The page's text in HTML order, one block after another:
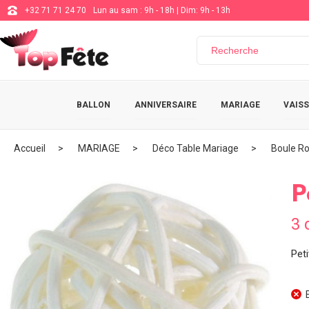
+32 71 71 24 70 Lun au sam : 9h - 18h | Dim: 9h - 13h
BALLON ANNIVERSAIRE MARIAGE
Accueil MARIAGE Déco Table Mariage Boule
3